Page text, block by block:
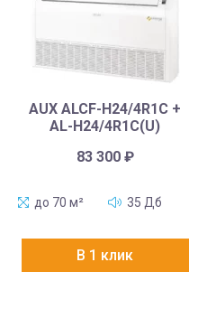
AUX ALCF-H24/4R1C +
AL-H24/4R1C(U)
83 300 ₽
до 70 м² 35 Дб
В 1 клик